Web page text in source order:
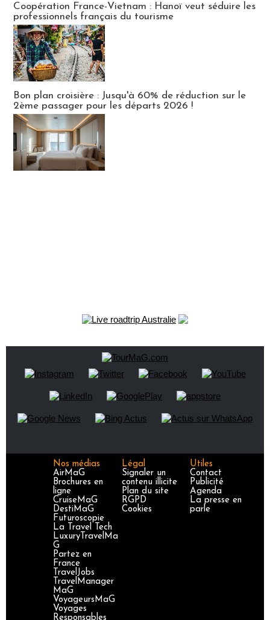
Coopération France-Vietnam : Hanoï veut séduire les
professionnels français du tourisme
Bon plan croisière : Jusqu'à 60% de réduction sur le
2ème passager pour les départs 2026 !
Nos médias
AirMaG
Brochures en
ligne
CruiseMaG
DestiMaG
Futuroscopie
La Travel Tech
LuxuryTravelMa
G
Partez en
France
TravelJobs
TravelManager
MaG
VoyageursMaG
Voyages
Responsables
Légal
Signaler un
contenu illicite
Plan du site
RGPD
Cookies
Utiles
Contact
Publicité
Agenda
La presse en
parle